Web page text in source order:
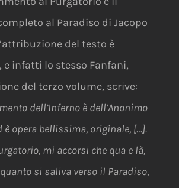
al Paradiso di Jacopo
del testo è
e infatti lo stesso Fanfani,
del terzo volume, scrive:
dell’Inferno è dell’Anonimo
è opera bellissima, originale, […].
mi accorsi che qua e là,
si saliva verso il Paradiso,